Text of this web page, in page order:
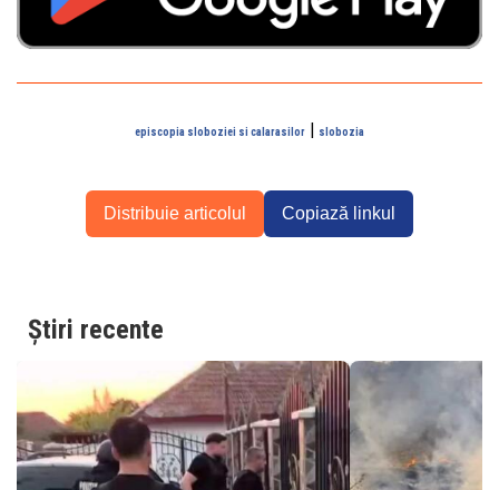
episcopia sloboziei si calarasilor | slobozia
Distribuie articolul Copiază linkul
Știri recente